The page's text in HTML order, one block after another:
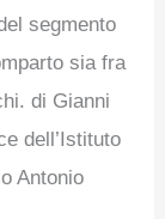
segmento
sia fra
di Gianni
dell’Istituto
Antonio